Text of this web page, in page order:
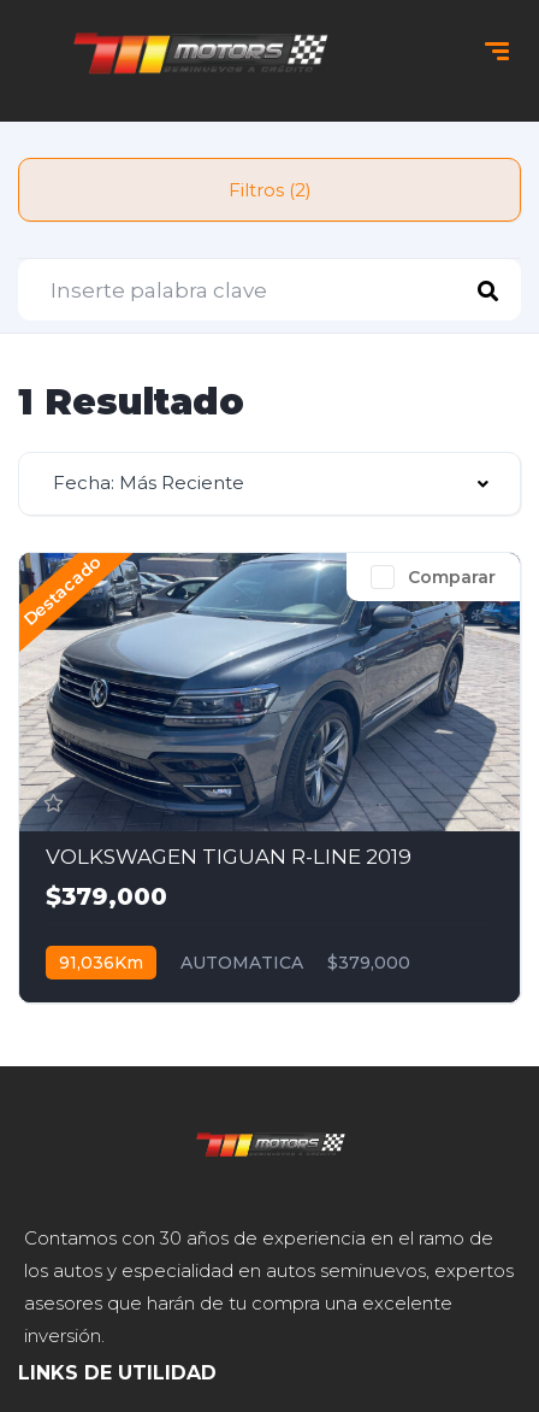
Filtros (2)
1 Resultado
Fecha: Más Reciente
Comparar
Destacado
VOLKSWAGEN TIGUAN R-LINE 2019
$379,000
91,036Km AUTOMATICA $379,000
Contamos con 30 años de experiencia en el ramo de
los autos y especialidad en autos seminuevos, expertos
asesores que harán de tu compra una excelente
inversión.
LINKS DE UTILIDAD